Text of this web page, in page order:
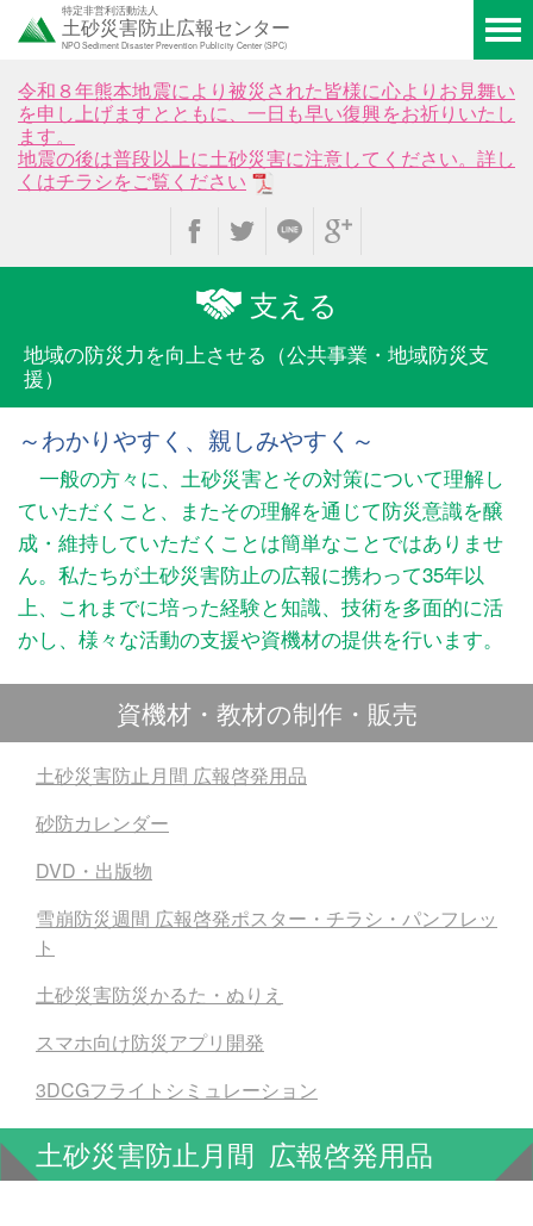
特定非営利活動法人
土砂災害防止広報センター
NPO Sediment Disaster Prevention Publicity Center (SPC)
令和８年熊本地震により被災された皆様に心よりお見舞い
を申し上げますとともに、一日も早い復興をお祈りいたし
ます。
地震の後は普段以上に土砂災害に注意してください。詳し
くはチラシをご覧ください
支える
地域の防災力を向上させる （公共事業・地域防災支
援）
～わかりやすく、親しみやすく～
一般の方々に、土砂災害とその対策について理解し
ていただくこと、またその理解を通じて防災意識を醸
成・維持していただくことは簡単なことではありませ
ん。私たちが土砂災害防止の広報に携わって35年以
上、これまでに培った経験と知識、技術を多面的に活
かし、様々な活動の支援や資機材の提供を行います。
資機材・教材の制作・販売
土砂災害防止月間 広報啓発用品
砂防カレンダー
DVD・出版物
雪崩防災週間 広報啓発ポスター・チラシ・パンフレッ
ト
土砂災害防災かるた・ぬりえ
スマホ向け防災アプリ開発
3DCGフライトシミュレーション
土砂災害防止月間 広報啓発用品